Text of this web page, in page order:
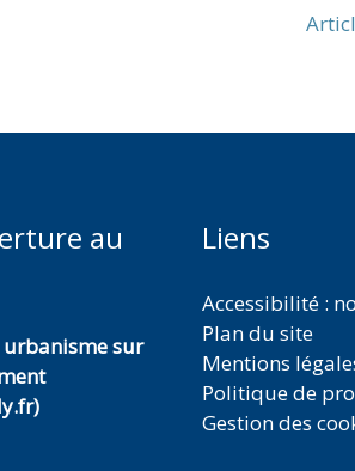
au
sur
Liens
Accessibilité :
Plan du site
Mentions
Politique de
Gestion des